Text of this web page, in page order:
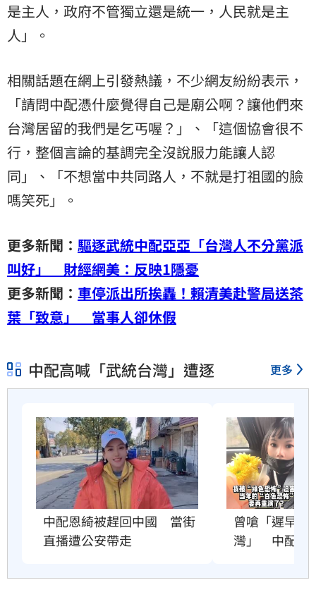
是主人，政府不管獨立還是統一，人民就是主
人」。
相關話題在網上引發熱議，不少網友紛紛表示，
「請問中配憑什麼覺得自己是廟公啊？讓他們來
台灣居留的我們是乞丐喔？」、「這個協會很不
行，整個言論的基調完全沒說服力能讓人認
同」、「不想當中共同路人，不就是打祖國的臉
嗎笑死」。
更多新聞： 驅逐武統中配亞亞「台灣人不分黨派
叫好」 財經網美：反映1隱憂
更多新聞： 車停派出所挨轟！賴清美赴警局送茶
葉「致意」 當事人卻休假
中配高喊「武統台灣」遭逐 更多
中配恩綺被趕回中國　當街
直播遭公安帶走
曾嗆「遲早紅
灣」　中配關